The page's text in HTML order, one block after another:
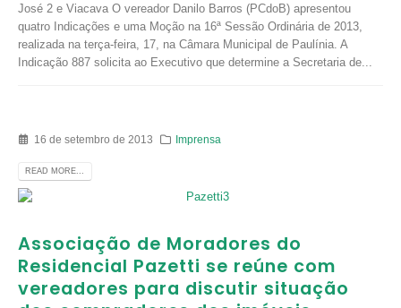
José 2 e Viacava O vereador Danilo Barros (PCdoB) apresentou
quatro Indicações e uma Moção na 16ª Sessão Ordinária de 2013,
realizada na terça-feira, 17, na Câmara Municipal de Paulínia. A
Indicação 887 solicita ao Executivo que determine a Secretaria de...
16 de setembro de 2013 Imprensa
READ MORE...
Associação de Moradores do
Residencial Pazetti se reúne com
vereadores para discutir situação